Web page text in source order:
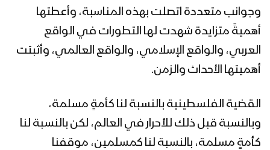
1444هـ
1444هـ
حجة ــ مقابلات مع المجاهدين المرابطين
وجوانب متعددة اتصلت بهذه المناسبة، وأعطتها
أهميةً متزايدة شهدت لها التطورات في الواقع
العربي، والواقع الإسلامي، والواقع العالمي، وأثبتت
أهميتها الأحداث والزمن.
القضية الفلسطينية بالنسبة لنا كأمةٍ مسلمة،
وبالنسبة قبل ذلك للأحرار في العالم، لكن بالنسبة لنا
كأمةٍ مسلمة، بالنسبة لنا كمسلمين، موقفنا